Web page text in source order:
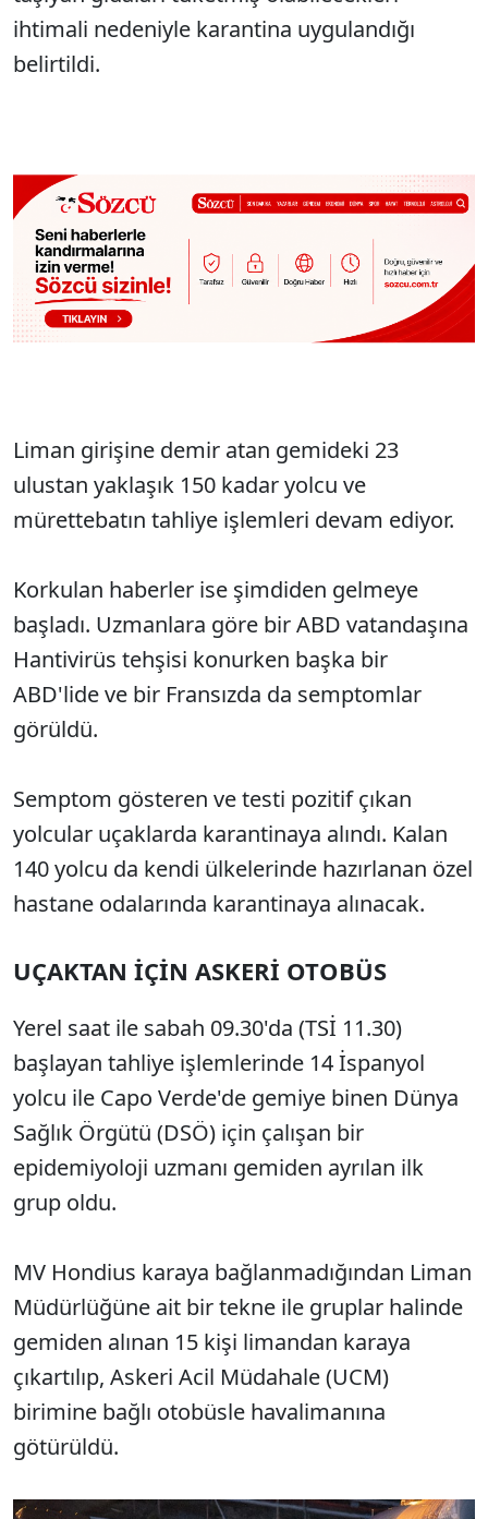
ihtimali nedeniyle karantina uygulandığı
belirtildi.
Liman girişine demir atan gemideki 23
ulustan yaklaşık 150 kadar yolcu ve
mürettebatın tahliye işlemleri devam ediyor.
Korkulan haberler ise şimdiden gelmeye
başladı. Uzmanlara göre bir ABD vatandaşına
Hantivirüs tehşisi konurken başka bir
ABD'lide ve bir Fransızda da semptomlar
görüldü.
Semptom gösteren ve testi pozitif çıkan
yolcular uçaklarda karantinaya alındı. Kalan
140 yolcu da kendi ülkelerinde hazırlanan özel
hastane odalarında karantinaya alınacak.
UÇAKTAN İÇİN ASKERİ OTOBÜS
Yerel saat ile sabah 09.30'da (TSİ 11.30)
başlayan tahliye işlemlerinde 14 İspanyol
yolcu ile Capo Verde'de gemiye binen Dünya
Sağlık Örgütü (DSÖ) için çalışan bir
epidemiyoloji uzmanı gemiden ayrılan ilk
grup oldu.
MV Hondius karaya bağlanmadığından Liman
Müdürlüğüne ait bir tekne ile gruplar halinde
gemiden alınan 15 kişi limandan karaya
çıkartılıp, Askeri Acil Müdahale (UCM)
birimine bağlı otobüsle havalimanına
götürüldü.